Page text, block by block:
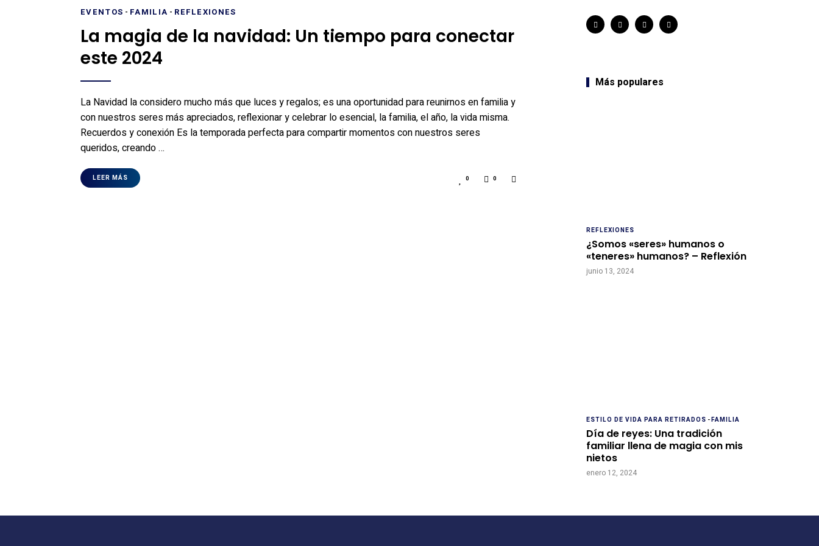
EVENTOS - FAMILIA - REFLEXIONES
La magia de la navidad: Un tiempo para conectar
este 2024
La Navidad la considero mucho más que luces y regalos; es una oportunidad para reunirnos en familia y
con nuestros seres más apreciados, reflexionar y celebrar lo esencial, la familia, el año, la vida misma.
Recuerdos y conexión Es la temporada perfecta para compartir momentos con nuestros seres
queridos, creando …
LEER MÁS 0 0
Más populares
REFLEXIONES
¿Somos «seres» humanos o
«teneres» humanos? – Reflexión
junio 13, 2024
ESTILO DE VIDA PARA RETIRADOS -FAMILIA
Día de reyes: Una tradición
familiar llena de magia con mis
nietos
enero 12, 2024